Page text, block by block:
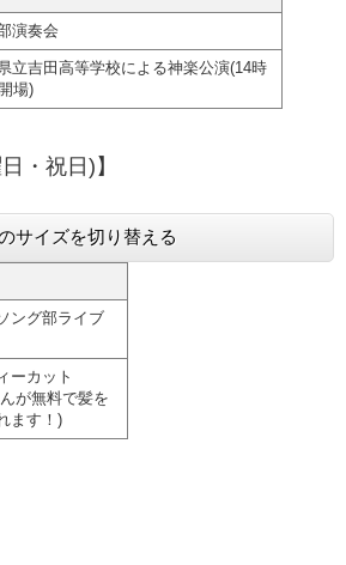
演奏会
立吉田高等学校による神楽公演(14時
場)
・祝日)】
サイズを切り替える
ング部ライブ
ーカット
が無料で髪を
ます！)